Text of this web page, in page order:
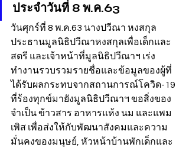
ประจำวันที่ 8 พ.ค.63
วันศุกร์ที่ 8 พ.ค.63 นางปวีณา หงสกุล
ประธานมูลนิธิปวีณาหงสกุลเพื่อเด็กและ
สตรี และเจ้าหน้าที่มูลนิธิปวีณาฯ เร่ง
ทำงานรวบรวมรายชื่อและข้อมูลของผู้ที่
ได้รับผลกระทบจากสถานการณ์โควิด-19
ที่ร้องทุกข์มายังมูลนิธิปวีณาฯ ขอสิ่งของ
จำเป็น ข้าวสาร อาหารแห้ง นม และแพม
เพิส เพื่อส่งให้กับพัฒนาสังคมและความ
มั่นคงของมนุษย์, หัวหน้าบ้านพักเด็กและ